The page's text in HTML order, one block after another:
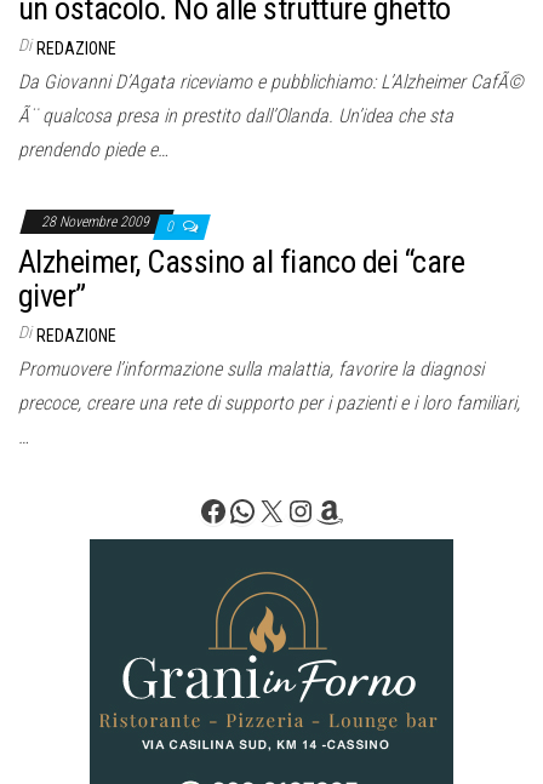
un ostacolo. No alle strutture ghetto
Di REDAZIONE
Da Giovanni D’Agata riceviamo e pubblichiamo: L’Alzheimer CafÃ©
Ã¨ qualcosa presa in prestito dall’Olanda. Un’idea che sta
prendendo piede e…
28 Novembre 2009 0
Alzheimer, Cassino al fianco dei “care
giver”
Di REDAZIONE
Promuovere l’informazione sulla malattia, favorire la diagnosi
precoce, creare una rete di supporto per i pazienti e i loro familiari,
…
Facebook
WhatsApp
X Instagram
Amazon